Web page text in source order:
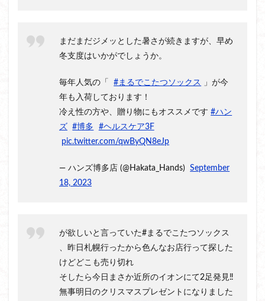
まだまだジメッとした暑さが続きますが、早め
冬支度はいかがでしょうか。
毎年人気の「 #まるでこたつソックス
」が今
年も入荷しております！
冷え性の方や、贈り物にもオススメです #ハン
ズ
#博多
#ヘルスケア3F
pic.twitter.com/qwByQN8eJp
— ハンズ博多店 (@Hakata_Hands) September
18, 2023
が欲しいと言っていた#まるでこたつソックス
、昨日札幌行ったから色んなお店行って探した
けどどこも売り切れ
そしたら今日まさか近所のイオンにて2足発見‼️
無事明日のクリスマスプレゼントになりました